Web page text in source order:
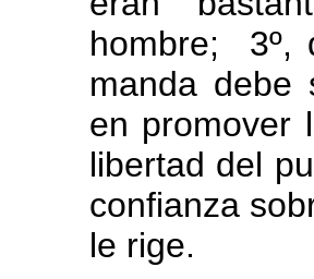
hombre; 3º,
manda debe
en promover
libertad del
confianza
le rige.